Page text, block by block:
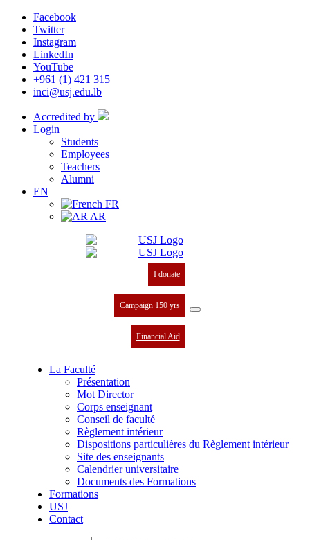
Facebook
Twitter
Instagram
LinkedIn
YouTube
+961 (1) 421 315
inci@usj.edu.lb
Accredited by
Login
Students
Employees
Teachers
Alumni
EN
FR
AR
I donate
Campaign 150 yrs
Financial Aid
La Faculté
Présentation
Mot Director
Corps enseignant
Conseil de faculté
Règlement intérieur
Dispositions particulières du Règlement intérieur
Site des enseignants
Calendrier universitaire
Documents des Formations
Formations
USJ
Contact